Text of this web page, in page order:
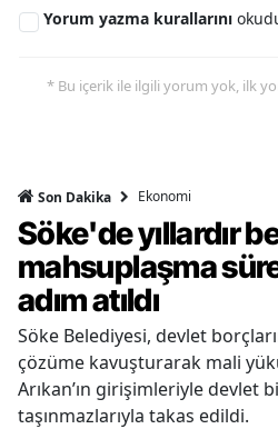
Yorum yazma kurallarını
* Bu içerik ile ilgili yorum yok, ilk
Son Dakika Ekonomi
Söke'de yıllardır
mahsuplaşma
adım atıldı
Söke Belediyesi, devlet
çözüme kavuşturarak mali
Arıkan’ın girişimleriyle devlet
taşınmazlarıyla takas edildi.